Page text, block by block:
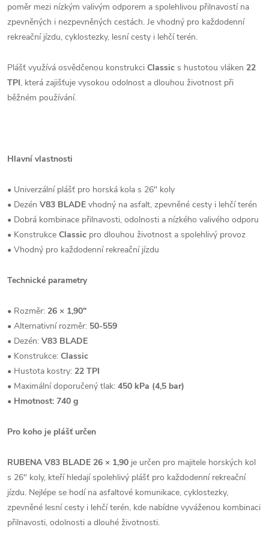
poměr mezi nízkým valivým odporem a spolehlivou přilnavostí na
zpevněných i nezpevněných cestách. Je vhodný pro každodenní
rekreační jízdu, cyklostezky, lesní cesty i lehčí terén.
Plášť využívá osvědčenou konstrukci Classic s hustotou vláken 22
TPI, která zajišťuje vysokou odolnost a dlouhou životnost při
běžném používání.
Hlavní vlastnosti
• Univerzální plášť pro horská kola s 26" koly
• Dezén V83 BLADE vhodný na asfalt, zpevněné cesty i lehčí terén
• Dobrá kombinace přilnavosti, odolnosti a nízkého valivého odporu
• Konstrukce Classic pro dlouhou životnost a spolehlivý provoz
• Vhodný pro každodenní rekreační jízdu
Technické parametry
• Rozměr: 26 × 1,90"
• Alternativní rozměr: 50-559
• Dezén: V83 BLADE
• Konstrukce: Classic
• Hustota kostry: 22 TPI
• Maximální doporučený tlak: 450 kPa (4,5 bar)
• Hmotnost: 740 g
Pro koho je plášť určen
RUBENA V83 BLADE 26 × 1,90 je určen pro majitele horských kol
s 26" koly, kteří hledají spolehlivý plášť pro každodenní rekreační
jízdu. Nejlépe se hodí na asfaltové komunikace, cyklostezky,
zpevněné lesní cesty i lehčí terén, kde nabídne vyváženou kombinaci
přilnavosti, odolnosti a dlouhé životnosti.